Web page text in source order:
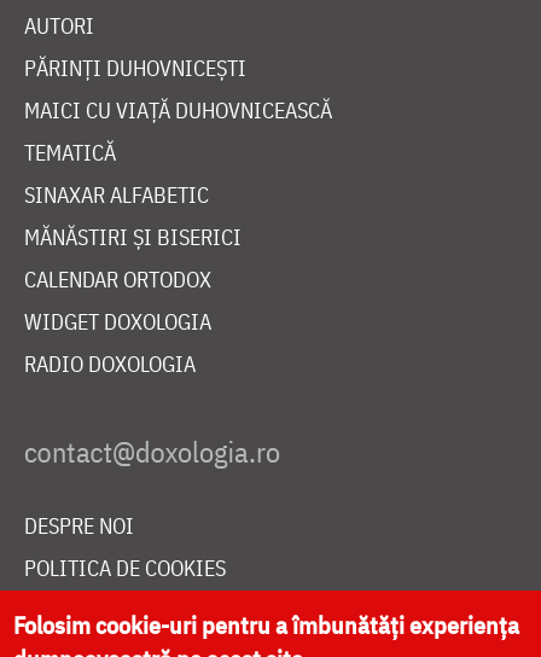
AUTORI
PĂRINȚI DUHOVNICEȘTI
MAICI CU VIAȚĂ DUHOVNICEASCĂ
TEMATICĂ
SINAXAR ALFABETIC
MĂNĂSTIRI ȘI BISERICI
CALENDAR ORTODOX
WIDGET DOXOLOGIA
RADIO DOXOLOGIA
DESPRE NOI
POLITICA DE COOKIES
DONEAZĂ ONLINE PENTRU CATEDRALA NAȚIONALĂ
Folosim cookie-uri pentru a îmbunătăți experiența